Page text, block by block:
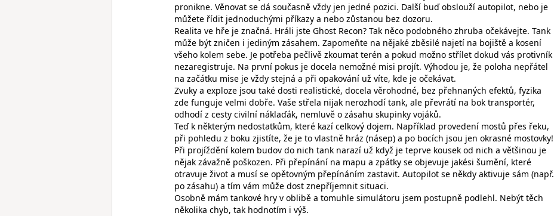
pronikne. Věnovat se dá současně vždy jen jedné pozici. Další buď obslouží autopilot, nebo je
můžete řídit jednoduchými příkazy a nebo zůstanou bez dozoru.
Realita ve hře je značná. Hráli jste Ghost Recon? Tak něco podobného zhruba očekávejte. Tank
může být zničen i jediným zásahem. Zapomeňte na nějaké zběsilé najetí na bojiště a kosení
všeho kolem sebe. Je potřeba pečlivě zkoumat terén a pokud možno střílet dokud vás protivník
nezaregistruje. Na první pokus je docela nemožné misi projít. Výhodou je, že poloha nepřátel
na začátku mise je vždy stejná a při opakování už víte, kde je očekávat.
Zvuky a exploze jsou také dosti realistické, docela věrohodné, bez přehnaných efektů, fyzika
zde funguje velmi dobře. Vaše střela nijak nerozhodí tank, ale převrátí na bok transportér,
odhodí z cesty civilní náklaďák, nemluvě o zásahu skupinky vojáků.
Teď k některým nedostatkům, které kazí celkový dojem. Například provedení mostů přes řeku,
při pohledu z boku zjistíte, že je to vlastně hráz (násep) a po bocích jsou jen okrasné mostovky!
Při projíždění kolem budov do nich tank narazí už když je teprve kousek od nich a většinou je
nějak závažně poškozen. Při přepínání na mapu a zpátky se objevuje jakési šumění, které
otravuje život a musí se opětovným přepínáním zastavit. Autopilot se někdy aktivuje sám (např.
po zásahu) a tím vám může dost znepříjemnit situaci.
Osobně mám tankové hry v oblibě a tomuhle simulátoru jsem postupně podlehl. Nebýt těch
několika chyb, tak hodnotím i výš.